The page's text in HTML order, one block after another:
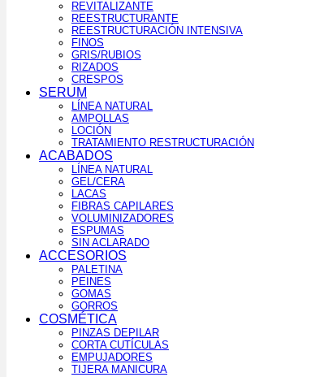
REVITALIZANTE
REESTRUCTURANTE
REESTRUCTURACIÓN INTENSIVA
FINOS
GRIS/RUBIOS
RIZADOS
CRESPOS
SERUM
LÍNEA NATURAL
AMPOLLAS
LOCIÓN
TRATAMIENTO RESTRUCTURACIÓN
ACABADOS
LÍNEA NATURAL
GEL/CERA
LACAS
FIBRAS CAPILARES
VOLUMINIZADORES
ESPUMAS
SIN ACLARADO
ACCESORIOS
PALETINA
PEINES
GOMAS
GORROS
COSMÉTICA
PINZAS DEPILAR
CORTA CUTÍCULAS
EMPUJADORES
TIJERA MANICURA